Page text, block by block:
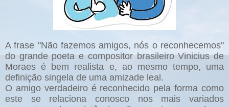
A frase "Não fazemos amigos, nós o reconhecemos"
do grande poeta e compositor brasileiro Vinicius de
Moraes é bem realista e, ao mesmo tempo, uma
definição singela de uma amizade leal.
O amigo verdadeiro é reconhecido pela forma como
este se relaciona conosco nos mais variados